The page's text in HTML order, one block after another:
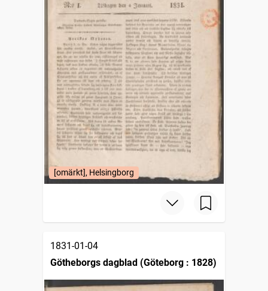
[omärkt], Helsingborg
1831-01-04
Götheborgs dagblad (Göteborg : 1828)